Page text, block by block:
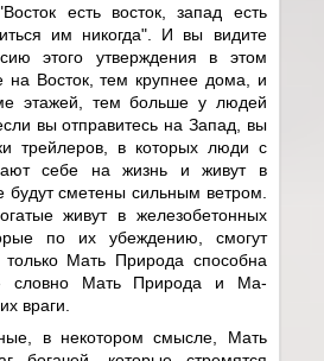
есть восток, запад есть
им никогда". И вы видите
этого утверждения в этом
на Восток, тем крупнее дома, и
этажей, тем больше у людей
вы отправитесь на Запад, вы
трейлеров, в которых люди с
себе на жизнь и живут в
будут сметены сильным ветром.
живут в железобетонных
по их убеждению, смогут
только Мать Природа способна
словно Мать Природа и Ма-
враги.
в некотором смысле, Мать